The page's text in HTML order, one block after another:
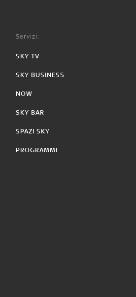
Servizi:
SKY TV
SKY BUSINESS
NOW
SKY BAR
SPAZI SKY
PROGRAMMI